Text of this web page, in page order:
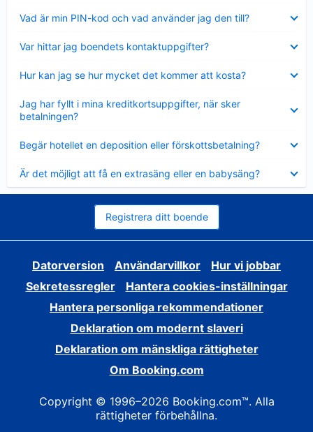
Vad är min PIN-kod och vad använder jag den till?
mindre
Var hittar jag boendets kontaktuppgifter?
mindre
Hur kan jag se hur mycket det kommer att kosta?
mindre
Jag har fyllt i mina kreditkortsuppgifter, när sker
betalningen?
mindre
Begär hotellet en deposition eller förskottsbetalning?
mindre
Är det möjligt att få en extrasäng eller en babysäng?
mindre
Registrera ditt boende
Datorversion Användarvillkor
Hur vi jobbar
Sekretessregler
Hantera cookies-inställningar
Hantera personliga rekommendationer
Deklaration om modernt slaveri
Deklaration om mänskliga rättigheter
Om Booking.com
Copyright © 1996–2026 Booking.com™. Alla
rättigheter förbehållna.